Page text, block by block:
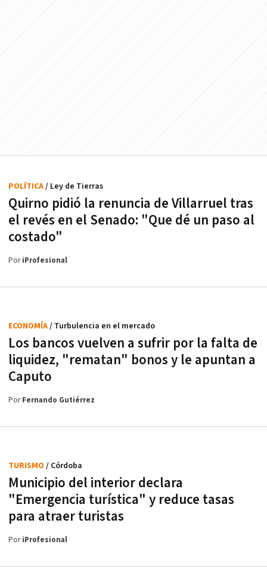
Quirno pidió la renuncia de Villarruel tras
el revés en el Senado: "Que dé un paso al
costado"
POLÍTICA/ Ley de Tierras
PoriProfesional
Los bancos vuelven a sufrir por la falta de
liquidez, "rematan" bonos y le apuntan a
Caputo
ECONOMÍA/ Turbulencia en el mercado
PorFernando Gutiérrez
Municipio del interior declara
"Emergencia turística" y reduce tasas
para atraer turistas
TURISMO / Córdoba
PoriProfesional